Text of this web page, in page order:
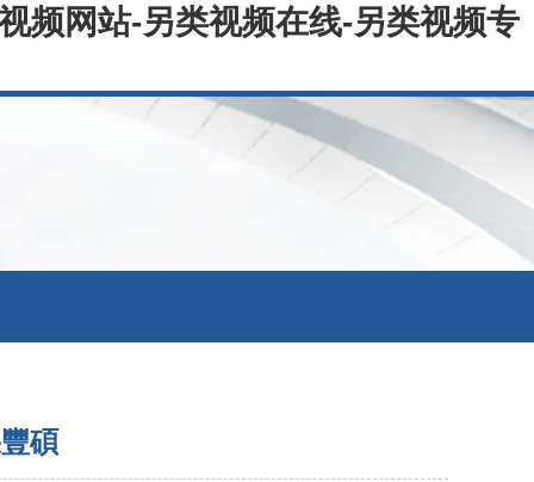
频网站-另类视频在线-另类视频专
碩